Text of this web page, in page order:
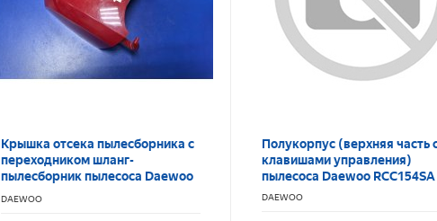
Крышка отсека пылесборника с
переходником шланг-
пылесборник пылесоса Daewoo
RC6880RA
DAEWOO
Полукорпус (верхняя часть
клавишами управления)
пылесоса Daewoo RCС154SA
DAEWOO